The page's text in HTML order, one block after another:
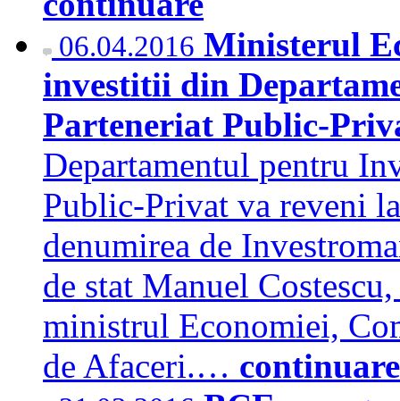
06.04.2016 Ministerul
investitii din
Parteneriat Public-
Departamentul pentru
Public-Privat va reveni
denumirea de
de stat Manuel
ministrul Economiei,
de Afaceri.… continuare